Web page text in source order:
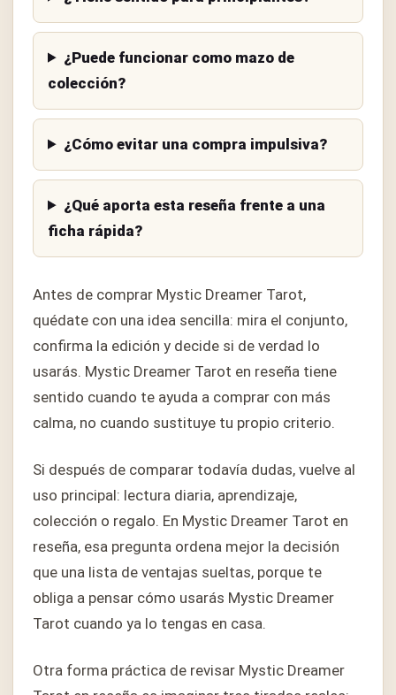
¿Puede funcionar como mazo de
colección?
¿Cómo evitar una compra impulsiva?
¿Qué aporta esta reseña frente a una
ficha rápida?
Antes de comprar Mystic Dreamer Tarot,
quédate con una idea sencilla: mira el conjunto,
confirma la edición y decide si de verdad lo
usarás. Mystic Dreamer Tarot en reseña tiene
sentido cuando te ayuda a comprar con más
calma, no cuando sustituye tu propio criterio.
Si después de comparar todavía dudas, vuelve al
uso principal: lectura diaria, aprendizaje,
colección o regalo. En Mystic Dreamer Tarot en
reseña, esa pregunta ordena mejor la decisión
que una lista de ventajas sueltas, porque te
obliga a pensar cómo usarás Mystic Dreamer
Tarot cuando ya lo tengas en casa.
Otra forma práctica de revisar Mystic Dreamer